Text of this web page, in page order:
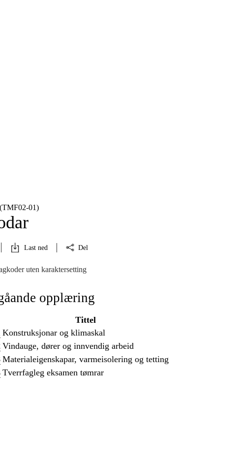
Last ned Del
uten karaktersetting
opplæring
Tittel
Konstruksjonar og klimaskal
Vindauge, dører og innvendig arbeid
Materialeigenskapar, varmeisolering og tetting
Tverrfagleg eksamen tømrar